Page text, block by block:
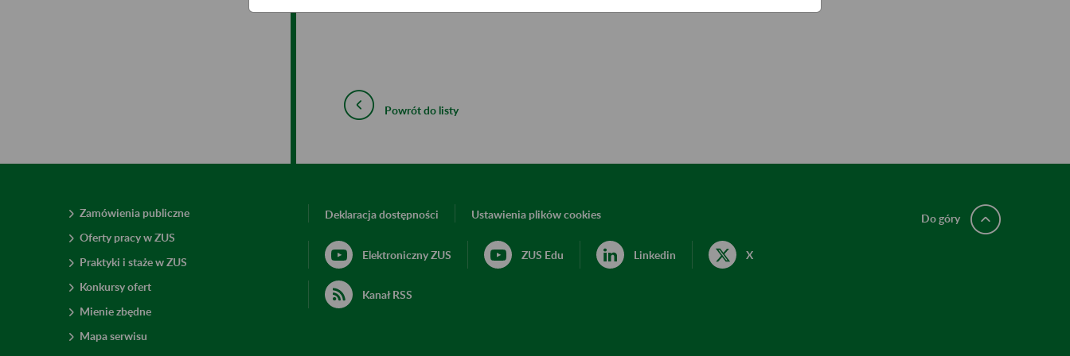
Powrót do listy
Zamówienia publiczne
Oferty pracy w ZUS
Praktyki i staże w ZUS
Konkursy ofert
Mienie zbędne
Mapa serwisu
Deklaracja dostępności Ustawienia plików cookies
Elektroniczny ZUS ZUS Edu Linkedin X
Kanał RSS
Do góry